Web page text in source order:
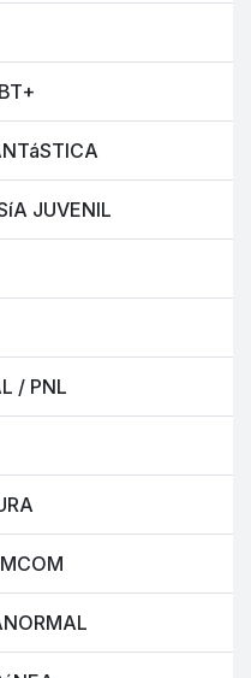
JUVENIL
/ PNL